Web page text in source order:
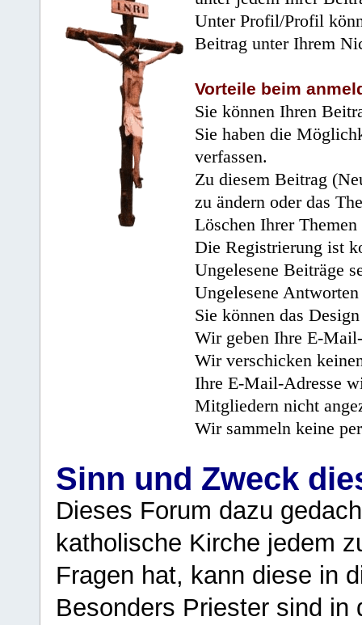
Unter Profil/Profil
Beitrag unter Ihrem
Vorteile beim
Sie können Ihren
Sie haben die
verfassen.
Zu diesem Beitrag
zu ändern oder das
Löschen Ihrer
Die Registrierung ist
Ungelesene Beiträge
Ungelesene
Sie können das
Wir geben Ihre E-
Wir verschicken
Ihre E-Mail-Adresse
Mitgliedern nicht
Wir sammeln keine
Sinn und Zweck
Dieses Forum dazu
katholische Kirche jedem
Fragen hat, kann diese in
Besonders Priester sind in